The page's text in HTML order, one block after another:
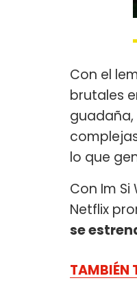
Con el
brutales
guadaña,
lo que
Con Im
Netflix
se
TAMBIÉN